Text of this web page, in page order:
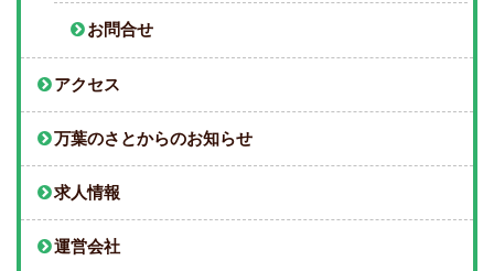
お問合せ
アクセス
万葉のさとからのお知らせ
求人情報
運営会社